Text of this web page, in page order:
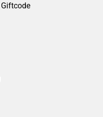
Giftcode